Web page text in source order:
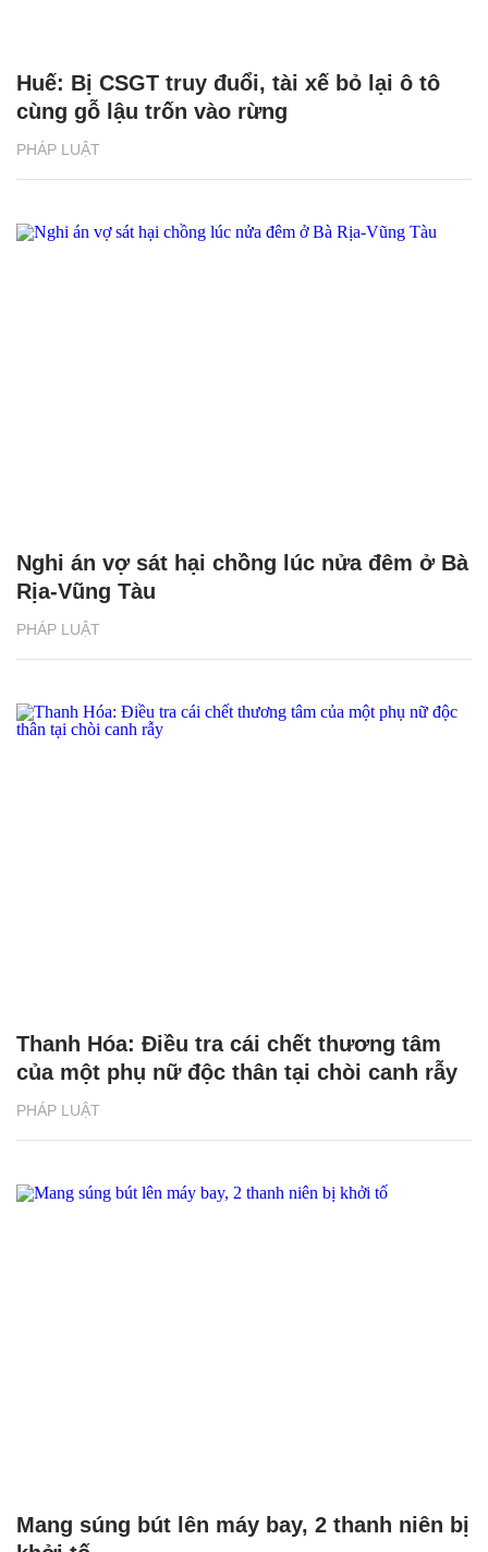
PHÁP LUẬT
Huế: Bị CSGT truy đuổi, tài xế bỏ lại ô tô
cùng gỗ lậu trốn vào rừng
PHÁP LUẬT
Nghi án vợ sát hại chồng lúc nửa đêm ở Bà
Rịa-Vũng Tàu
PHÁP LUẬT
Thanh Hóa: Điều tra cái chết thương tâm
của một phụ nữ độc thân tại chòi canh rẫy
Mang súng bút lên máy bay, 2 thanh niên bị